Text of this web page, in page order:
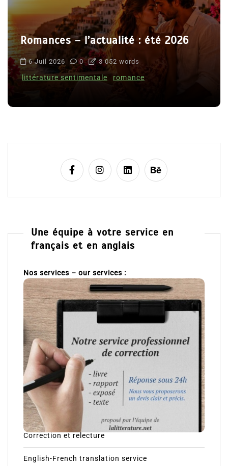
Romances – l’actualité : été 2026
6 Juil 2026 0 3 052 words
littérature sentimentale romance
Une équipe à votre service en
français et en anglais
Nos services – our services :
Correction et relecture
English-French translation service